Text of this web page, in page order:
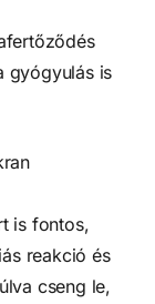
gyógyulás is
is fontos,
reakció és
cseng le,